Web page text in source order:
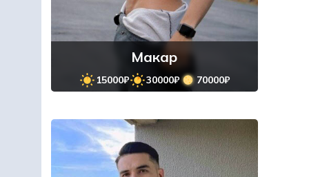
Макар
15000₽ 30000₽ 70000₽